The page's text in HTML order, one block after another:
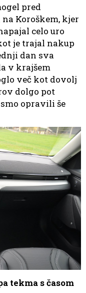
pred
Koroškem, kjer
celo uro
je trajal nakup
dan sva
v krajšem
več kot dovolj
dolgo pot
opravili še
tekma s časom